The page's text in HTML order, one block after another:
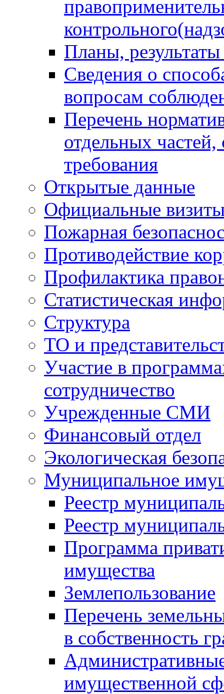
Планы,
Сведения о
вопросам
Перечень
отдельных
требования
Открытые данные
Официальные
Пожарная
Противодействие
Профилактика
Статистическая
Структура
ТО и
Участие в
сотрудничество
Учрежденные СМИ
Финансовый отдел
Экологическая
Муниципальное
Реестр
Реестр
Программа
имущества
Землепользование
Перечень
в собственность
имущественной